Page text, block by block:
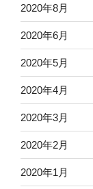
2020年8月
2020年6月
2020年5月
2020年4月
2020年3月
2020年2月
2020年1月